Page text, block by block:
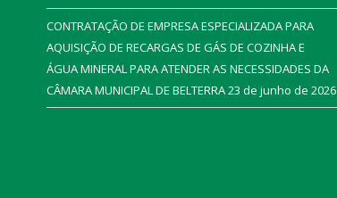
CONTRATAÇÃO DE EMPRESA ESPECIALIZADA PARA
AQUISIÇÃO DE RECARGAS DE GÁS DE COZINHA E
ÁGUA MINERAL PARA ATENDER AS NECESSIDADES DA
CÂMARA MUNICIPAL DE BELTERRA23 de junho de 2026